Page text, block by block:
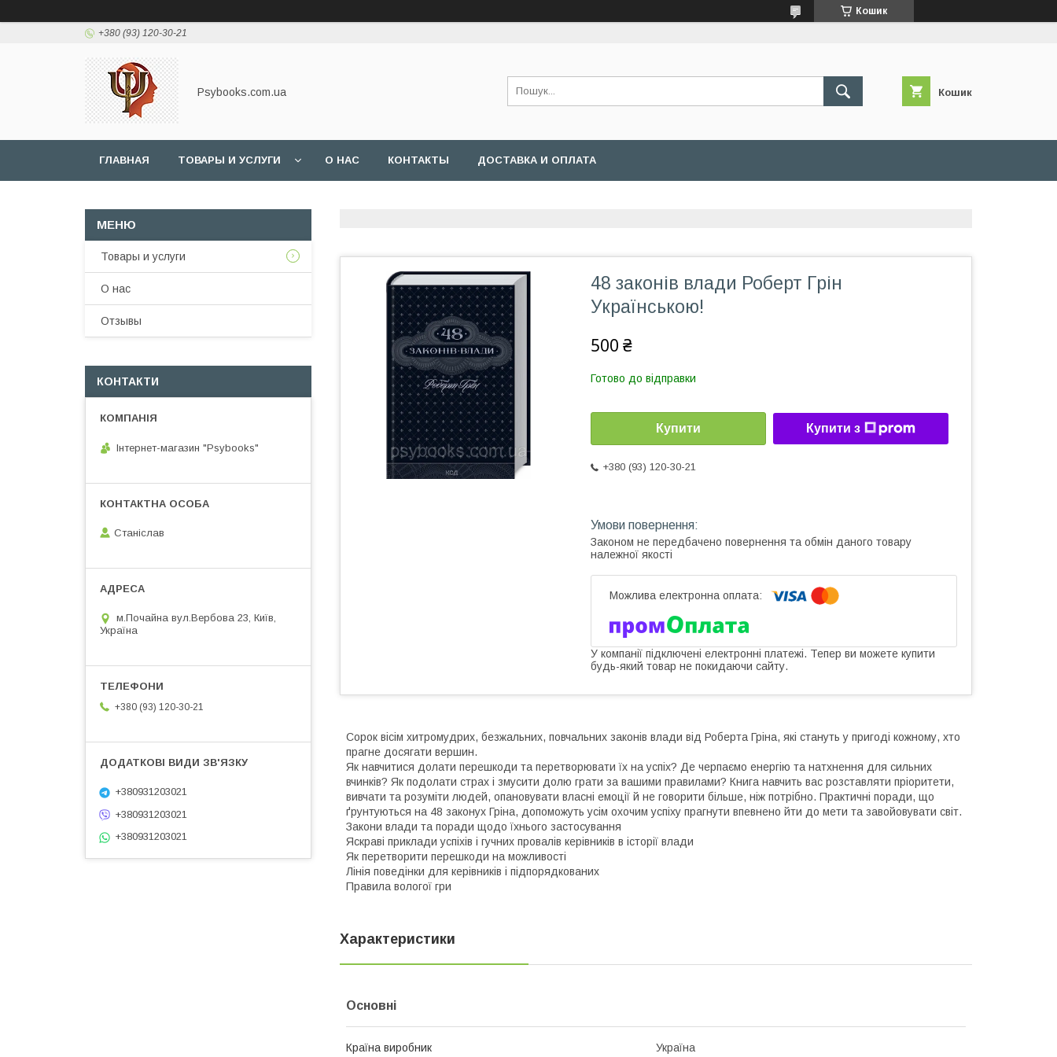
Кошик
+380 (93) 120-30-21
Psybooks.com.ua Кошик
ГЛАВНАЯ ТОВАРЫ И УСЛУГИ О НАС КОНТАКТЫ ДОСТАВКА И ОПЛАТА
48 законів влади Роберт Грін
Українською!
500 ₴
Готово до відправки
Купити Купити з
+380 (93) 120-30-21
Законом не передбачено повернення та обмін даного товару
належної якості
У компанії підключені електронні платежі. Тепер ви можете купити
будь-який товар не покидаючи сайту.
Сорок вісім хитромудрих, безжальних, повчальних законів влади від Роберта Гріна, які стануть у пригоді кожному, хто
прагне досягати вершин.
Як навчитися долати перешкоди та перетворювати їх на успіх? Де черпаємо енергію та натхнення для сильних
вчинків? Як подолати страх і змусити долю грати за вашими правилами? Книга навчить вас розставляти пріоритети,
вивчати та розуміти людей, опановувати власні емоції й не говорити більше, ніж потрібно. Практичні поради, що
ґрунтуються на 48 законух Гріна, допоможуть усім охочим успіху прагнути впевнено йти до мети та завойовувати світ.
Закони влади та поради щодо їхнього застосування
Яскраві приклади успіхів і гучних провалів керівників в історії влади
Як перетворити перешкоди на можливості
Лінія поведінки для керівників і підпорядкованих
Правила вологої гри
Характеристики
Основні
Країна виробник Україна
Товары и услуги
О нас
Отзывы
КОНТАКТИ
Інтернет-магазин "Psybooks"
Cтаніслав
м.Почайна вул.Вербова 23, Київ,
Україна
+380 (93) 120-30-21
+380931203021
+380931203021
+380931203021